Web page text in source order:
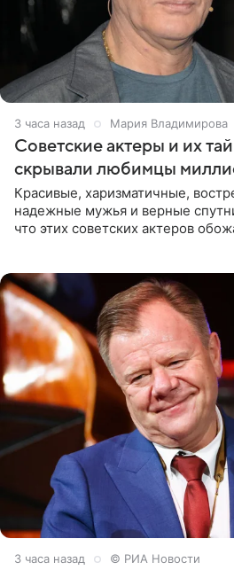
3 часа назад Мария Владимирова
Советские актеры и их
скрывали любимцы
Красивые, харизматичные,
надежные мужья и верные
что этих советских актеров
3 часа назад © РИА Новости